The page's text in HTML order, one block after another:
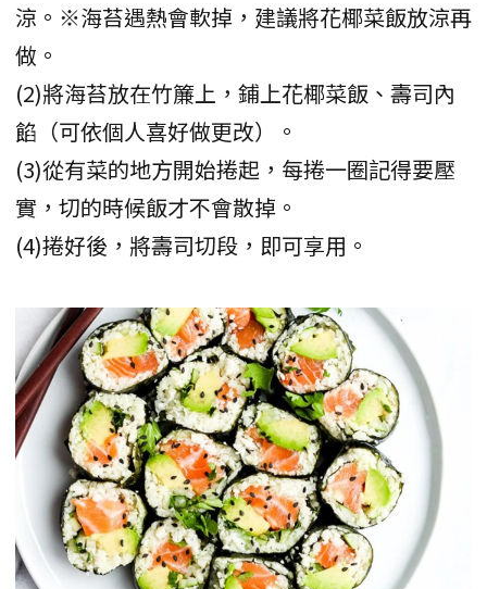
涼。※海苔遇熱會軟掉，建議將花椰菜飯放涼再
做。
(2)將海苔放在竹簾上，鋪上花椰菜飯、壽司內
餡（可依個人喜好做更改）。
(3)從有菜的地方開始捲起，每捲一圈記得要壓
實，切的時候飯才不會散掉。
(4)捲好後，將壽司切段，即可享用。